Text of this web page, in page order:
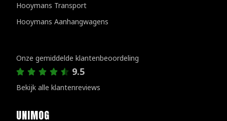
Hooymans Transport
Hooymans Aanhangwagens
Onze gemiddelde klantenbeoordeling
9.5
Bekijk alle klantenreviews
UNIMOG